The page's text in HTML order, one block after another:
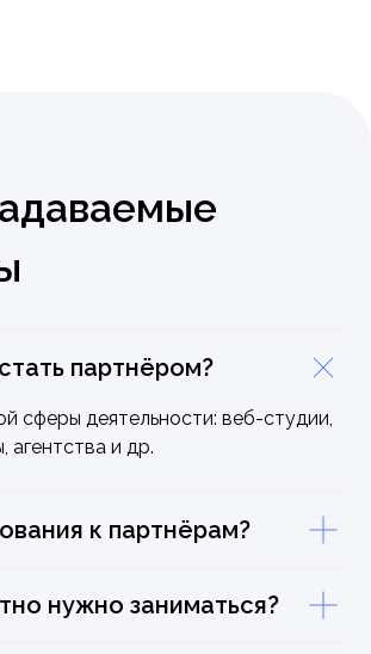
партнёром?
сферы деятельности: веб-студии,
агентства и др.
к партнёрам?
нужно заниматься?